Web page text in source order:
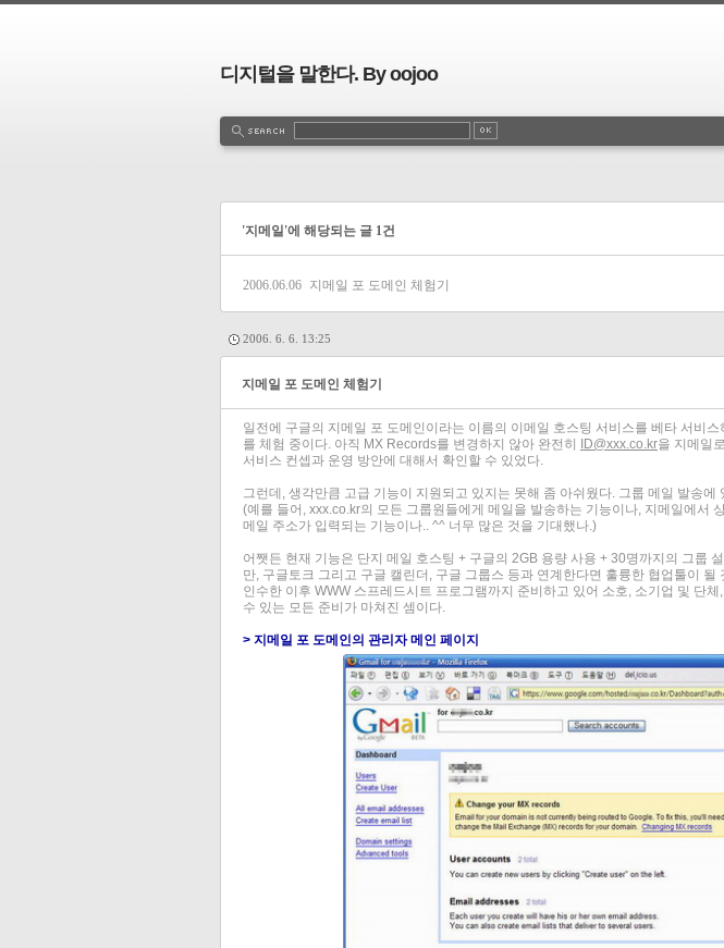
디지털을 말한다. By oojoo
'지메일'에 해당되는 글 1건
2006.06.06 지메일 포 도메인 체험기
2006. 6. 6. 13:25
지메일 포 도메인 체험기
일전에 구글의 지메일 포 도메인이라는 이름의 이메일 호스팅 서비스를 베타 서비
를 체험 중이다. 아직 MX Records를 변경하지 않아 완전히
ID@xxx.co.kr을 지메일
서비스 컨셉과 운영 방안에 대해서 확인할 수 있었다.
그런데, 생각만큼 고급 기능이 지원되고 있지는 못해 좀 아쉬웠다. 그룹 메일 발송
(예를 들어, xxx.co.kr의 모든 그룹원들에게 메일을 발송하는 기능이나, 지메일에서
메일 주소가 입력되는 기능이나.. ^^ 너무 많은 것을 기대했나.)
어쨋든 현재 기능은 단지 메일 호스팅 + 구글의 2GB 용량 사용 + 30명까지의 그룹
만, 구글토크 그리고 구글 캘린더, 구글 그룹스 등과 연계한다면 훌륭한 협업툴이
인수한 이후 WWW 스프레드시트 프로그램까지 준비하고 있어 소호, 소기업 및 단
수 있는 모든 준비가 마쳐진 셈이다.
> 지메일 포 도메인의 관리자 메인 페이지